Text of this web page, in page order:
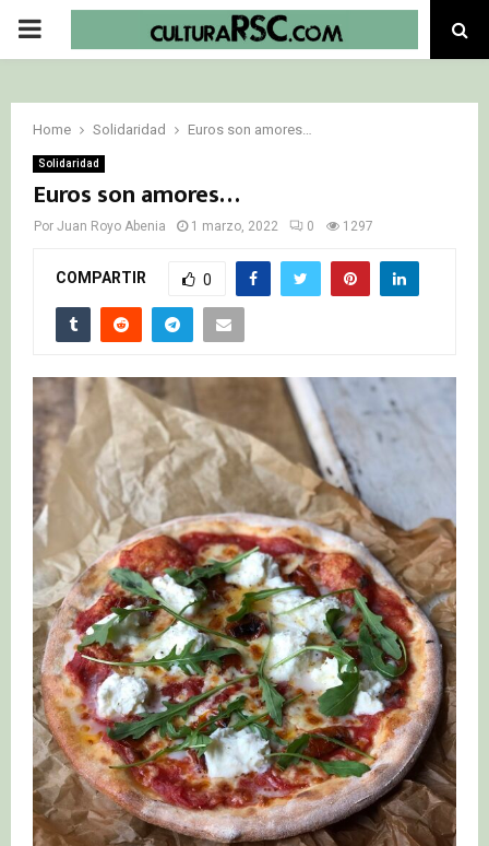
PRIMARY
Home Solidaridad Euros son amores…
Solidaridad
Euros son amores…
Por Juan Royo Abenia 1 marzo, 2022 0 1297
COMPARTIR 0